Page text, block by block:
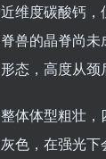
近维度碳酸钙
脊兽的晶脊尚
形态，高度从颈
整体体型粗壮
灰色，在强光